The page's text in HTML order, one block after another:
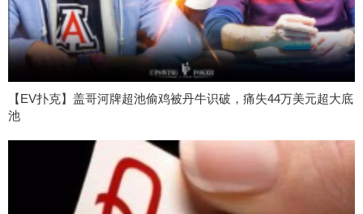
【EV扑克】盖哥河牌超池偷鸡被丹牛识破，痛失44万美元超大底
池